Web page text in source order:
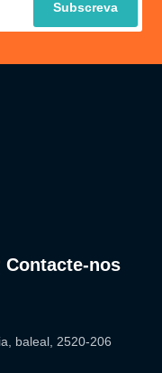
Contacte-nos
baleal, 2520-206